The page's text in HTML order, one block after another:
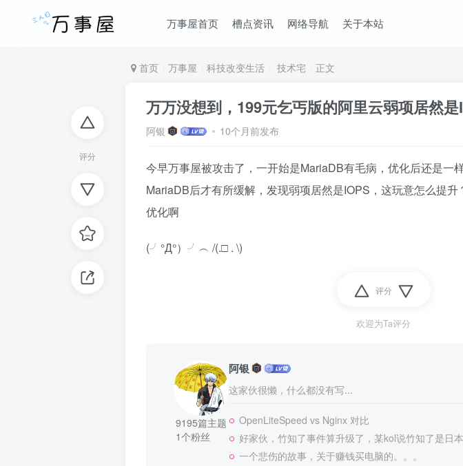
万事屋首页 槽点资讯 网络导航 关于本站
评分
首页 万事屋 科技改变生活 技术宅 正文
万万没想到，199元乞丐版的阿里云弱项居然
阿银 10个月前发布
今早万事屋被攻击了，一开始是MariaDB有毛病，优化后还是一
MariaDB后才有所缓解，发现弱项居然是IOPS，这玩意怎么提
优化啊
(╯°Д°）╯︵ /(.□ . \)
评分
欢迎为Ta评分
9195篇主题
1个粉丝
阿银
这家伙很懒，什么都没有写...
OpenLiteSpeed vs Nginx 对比
好家伙，竹知了事件算升级了，某kol说竹知了是日
一个悲伤的故事，关于赚钱买电脑的。。。